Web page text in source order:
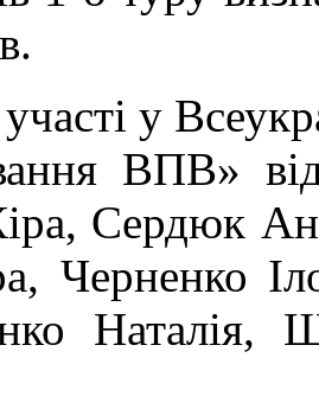
у
ВПВ»
Сердюк
Черненко
Наталія,